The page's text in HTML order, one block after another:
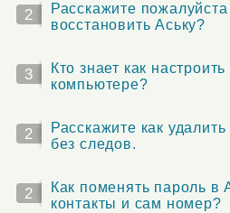
2
Расскажите пожалуйста
восстановить Аську?
3
Кто знает как
компьютере?
2
Расскажите как
без следов.
2
Как поменять пароль в
контакты и сам номер?